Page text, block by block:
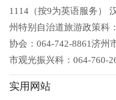
1114（按9为英语服务）
州特别自治道旅游政策科
协会：064-742-8861济州
市观光振兴科：064-760-
实用网站